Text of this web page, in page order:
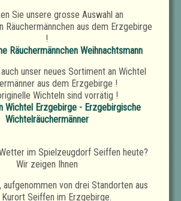
Sie unsere grosse Auswahl an
Räuchermännchen aus dem Erzgebirge
!
Räuchermännchen Weihnachtsmann
unser neues Sortiment an Wichtel
aus dem Erzgebirge !
Wichteln sind vorrätig !
Wichtel Erzgebirge - Erzgebirgische
Wichtelräuchermänner
im Spielzeugdorf Seiffen heute?
Wir zeigen Ihnen
aufgenommen von drei Standorten aus
Seiffen im Erzgebirge.